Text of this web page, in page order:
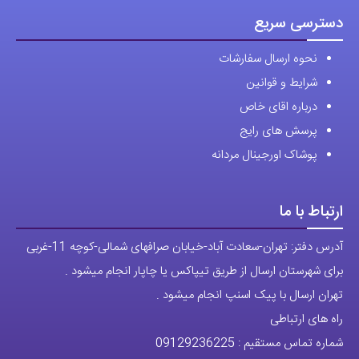
دسترسی سریع
نحوه ارسال سفارشات
شرایط و قوانین
درباره اقای خاص
پرسش های رایج
پوشاک اورجینال مردانه
ارتباط با ما
آدرس دفتر: تهران-سعادت آباد-خیابان صرافهای شمالی-کوچه 11-غربی
برای شهرستان ارسال از طریق تیپاکس یا چاپار انجام میشود .
تهران ارسال با پیک اسنپ انجام میشود .
راه های ارتباطی
شماره تماس مستقیم : 09129236225